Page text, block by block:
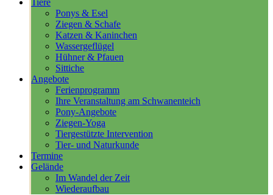
Tiere
Ponys & Esel
Ziegen & Schafe
Katzen & Kaninchen
Wassergeflügel
Hühner & Pfauen
Sittiche
Angebote
Ferienprogramm
Ihre Veranstaltung am Schwanenteich
Pony-Angebote
Ziegen-Yoga
Tiergestützte Intervention
Tier- und Naturkunde
Termine
Gelände
Im Wandel der Zeit
Wiederaufbau